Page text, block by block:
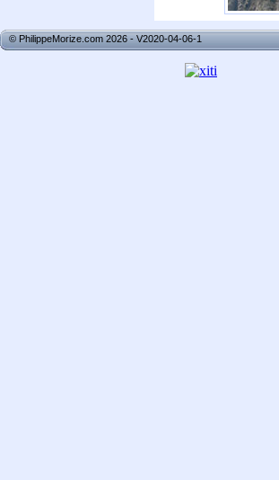
© PhilippeMorize.com 2026 - V2020-04-06-1